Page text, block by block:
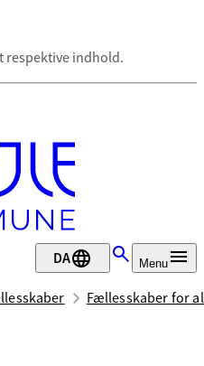
respektive indhold.
DA Menu
Fællesskaber for